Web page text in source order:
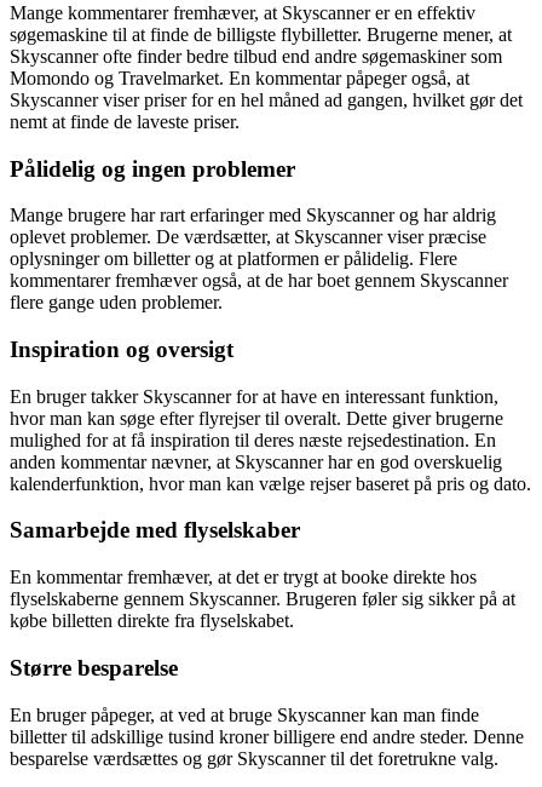
Mange kommentarer fremhæver, at Skyscanner er en effektiv
søgemaskine til at finde de billigste flybilletter. Brugerne mener, at
Skyscanner ofte finder bedre tilbud end andre søgemaskiner som
Momondo og Travelmarket. En kommentar påpeger også, at
Skyscanner viser priser for en hel måned ad gangen, hvilket gør det
nemt at finde de laveste priser.
Pålidelig og ingen problemer
Mange brugere har rart erfaringer med Skyscanner og har aldrig
oplevet problemer. De værdsætter, at Skyscanner viser præcise
oplysninger om billetter og at platformen er pålidelig. Flere
kommentarer fremhæver også, at de har boet gennem Skyscanner
flere gange uden problemer.
Inspiration og oversigt
En bruger takker Skyscanner for at have en interessant funktion,
hvor man kan søge efter flyrejser til overalt. Dette giver brugerne
mulighed for at få inspiration til deres næste rejsedestination. En
anden kommentar nævner, at Skyscanner har en god overskuelig
kalenderfunktion, hvor man kan vælge rejser baseret på pris og dato.
Samarbejde med flyselskaber
En kommentar fremhæver, at det er trygt at booke direkte hos
flyselskaberne gennem Skyscanner. Brugeren føler sig sikker på at
købe billetten direkte fra flyselskabet.
Større besparelse
En bruger påpeger, at ved at bruge Skyscanner kan man finde
billetter til adskillige tusind kroner billigere end andre steder. Denne
besparelse værdsættes og gør Skyscanner til det foretrukne valg.